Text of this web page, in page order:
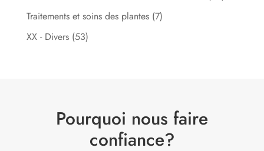
Traitements et soins des plantes (7)
XX - Divers (53)
Pourquoi nous faire
confiance?